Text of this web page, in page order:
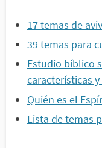
17 temas de
39 temas para
Estudio bíblico
características
Quién es el
Lista de temas